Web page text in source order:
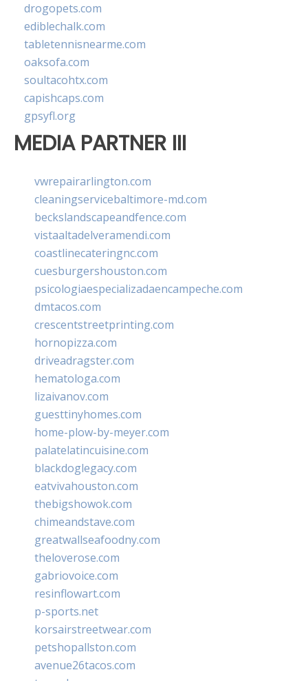
drogopets.com
ediblechalk.com
tabletennisnearme.com
oaksofa.com
soultacohtx.com
capishcaps.com
gpsyfl.org
MEDIA PARTNER III
vwrepairarlington.com
cleaningservicebaltimore-md.com
beckslandscapeandfence.com
vistaaltadelveramendi.com
coastlinecateringnc.com
cuesburgershouston.com
psicologiaespecializadaencampeche.com
dmtacos.com
crescentstreetprinting.com
hornopizza.com
driveadragster.com
hematologa.com
lizaivanov.com
guesttinyhomes.com
home-plow-by-meyer.com
palatelatincuisine.com
blackdoglegacy.com
eatvivahouston.com
thebigshowok.com
chimeandstave.com
greatwallseafoodny.com
theloverose.com
gabriovoice.com
resinflowart.com
p-sports.net
korsairstreetwear.com
petshopallston.com
avenue26tacos.com